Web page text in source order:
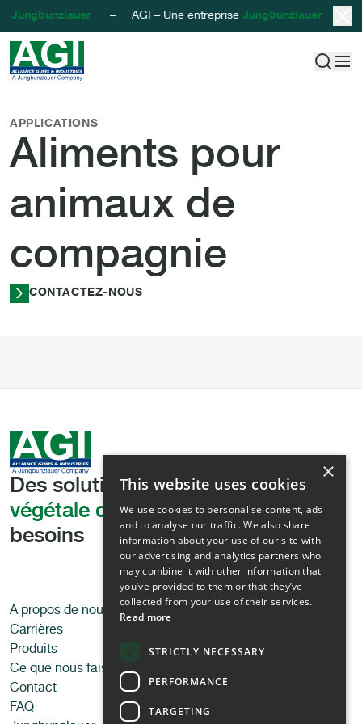
Aliments pour
Jungbunzlauer– AGI – Une entreprise Jungbunzlauer– AGI
AGI - Alliance Gums & Industries
APPLICATIONS
Aliments pour
animaux de
compagnie
CONTACTEZ-NOUS
Des solutionsde texturation
végétale de pointe,adaptées à vos
besoins
A propos de nous
Carrières
Produits
Ce que nous faisons
Contact
FAQ
Applications
Aliments pour animaux de
Produits d’hygiène et
cosmétique
×
This website uses cookies
We use cookies to personalise content, ads
and to analyse our traffic. We also share
information about your use of our site with
our advertising and analytics partners who
may combine it with other information that
you’ve provided to them or that they’ve
collected from your use of their services.
Read more
STRICTLY NECESSARY
PERFORMANCE
TARGETING